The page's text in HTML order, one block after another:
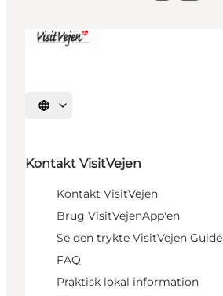
Vælg sprog
Kontakt VisitVejen
Kontakt VisitVejen
Brug VisitVejenApp'en
Se den trykte VisitVejen Guide
FAQ
Praktisk lokal information